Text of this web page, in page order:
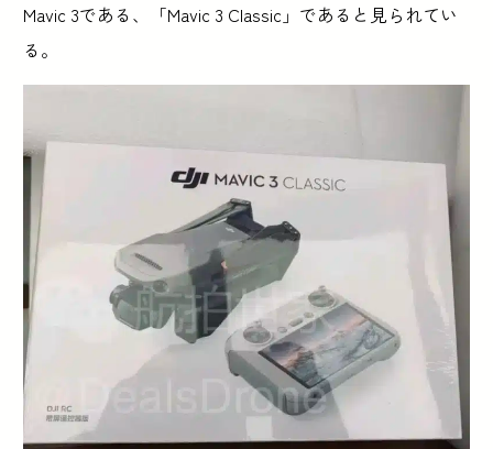
Mavic 3である、「Mavic 3 Classic」であると見られてい
る。